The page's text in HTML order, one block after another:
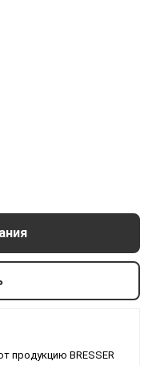
продукцию BRESSER